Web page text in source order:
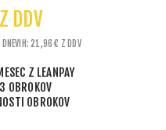
DDV
DNEVIH: 21,96 € Z DDV
Z LEANPAY
OBROKOV
OBROKOV